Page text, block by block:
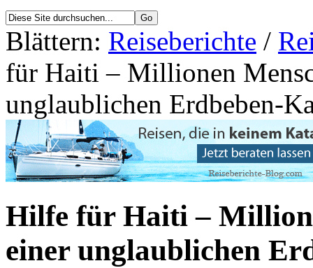
Blättern: Reiseberichte /
für Haiti – Millionen
unglaublichen Erdbeben-
Hilfe für Haiti –
einer unglaublichen